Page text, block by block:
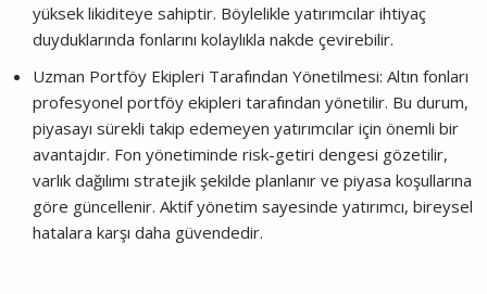
yüksek likiditeye sahiptir. Böylelikle yatırımcılar ihtiyaç
duyduklarında fonlarını kolaylıkla nakde çevirebilir.
Uzman Portföy Ekipleri Tarafından Yönetilmesi: Altın fonları
profesyonel portföy ekipleri tarafından yönetilir. Bu durum,
piyasayı sürekli takip edemeyen yatırımcılar için önemli bir
avantajdır. Fon yönetiminde risk-getiri dengesi gözetilir,
varlık dağılımı stratejik şekilde planlanır ve piyasa koşullarına
göre güncellenir. Aktif yönetim sayesinde yatırımcı, bireysel
hatalara karşı daha güvendedir.